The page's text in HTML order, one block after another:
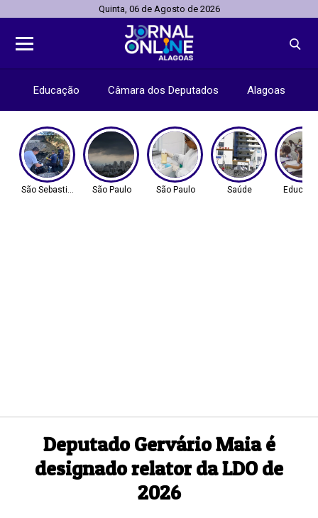
Quinta, 06 de Agosto de 2026
Educação Câmara dos Deputados Alagoas
São Sebastião - SPSão Paulo São Paulo Saúde
Deputado Gervário Maia é
designado relator da LDO de
2026